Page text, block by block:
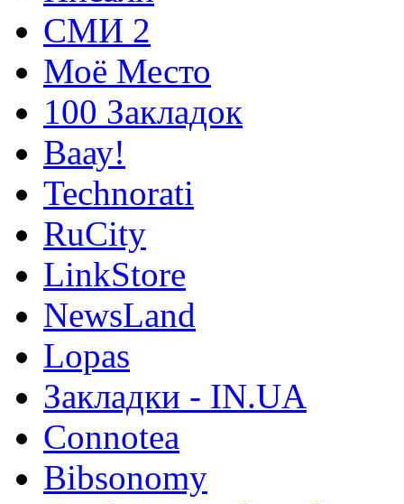
СМИ 2
Моё Место
100 Закладок
Ваау!
Technorati
RuCity
LinkStore
NewsLand
Lopas
Закладки - IN.UA
Connotea
Bibsonomy